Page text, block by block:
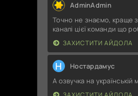
AdminAdmin
Точно не знаємо, краще
каналі цієї команди що
ЗАХИСТИТИ АЙДОЛА
Н Ностардамус
А озвучка на українській